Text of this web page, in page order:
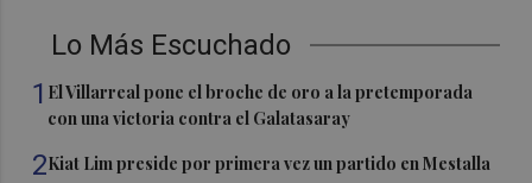
Lo Más Escuchado
1 El Villarreal pone el broche de oro a la pretemporada
con una victoria contra el Galatasaray
2Kiat Lim preside por primera vez un partido en Mestalla